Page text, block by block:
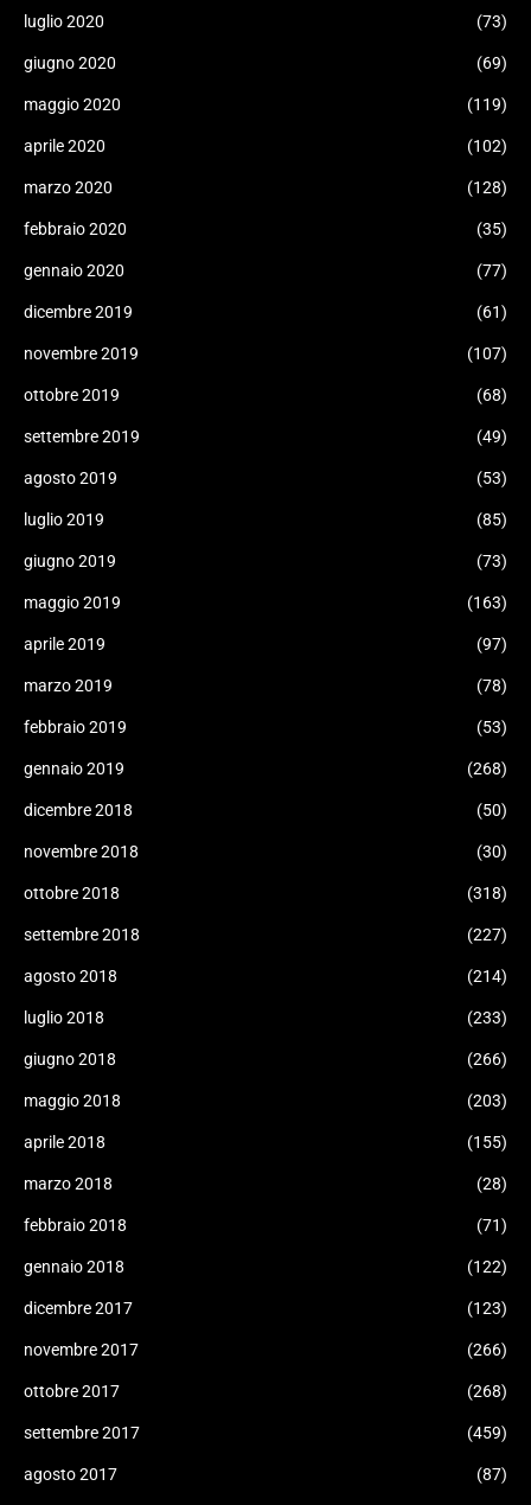
luglio 2020 (73)
giugno 2020 (69)
maggio 2020 (119)
aprile 2020 (102)
marzo 2020 (128)
febbraio 2020 (35)
gennaio 2020 (77)
dicembre 2019 (61)
novembre 2019 (107)
ottobre 2019 (68)
settembre 2019 (49)
agosto 2019 (53)
luglio 2019 (85)
giugno 2019 (73)
maggio 2019 (163)
aprile 2019 (97)
marzo 2019 (78)
febbraio 2019 (53)
gennaio 2019 (268)
dicembre 2018 (50)
novembre 2018 (30)
ottobre 2018 (318)
settembre 2018 (227)
agosto 2018 (214)
luglio 2018 (233)
giugno 2018 (266)
maggio 2018 (203)
aprile 2018 (155)
marzo 2018 (28)
febbraio 2018 (71)
gennaio 2018 (122)
dicembre 2017 (123)
novembre 2017 (266)
ottobre 2017 (268)
settembre 2017 (459)
agosto 2017 (87)